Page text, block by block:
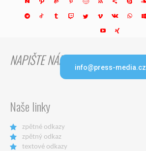
NAPIŠTE NÁM info@press-media.cz
Naše linky
zpětné odkazy
zpětný odkaz
textové odkazy